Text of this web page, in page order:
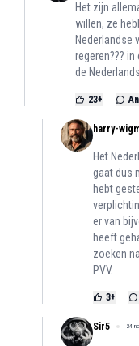
Het zijn
willen, ze
Nederlandse
regeren???
de
23+
harry-
Het
gaat dus
hebt
er van
heeft
zoeken
PVV.
3+
Sir5 24